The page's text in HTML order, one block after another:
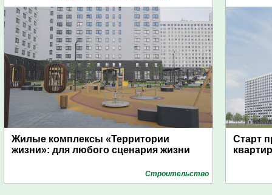
Жилые комплексы «Территории
жизни»: для любого сценария жизни
Строительство
Старт